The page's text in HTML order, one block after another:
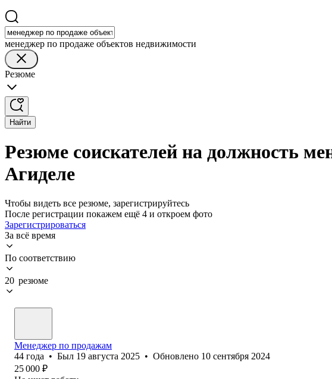
менеджер по продаже объектов недвижимости
Резюме
Найти
Резюме соискателей на должность
Агиделе
Чтобы видеть все резюме, зарегистрируйтесь
После регистрации покажем ещё 4 и откроем фото
Зарегистрироваться
За всё время
По соответствию
20 резюме
Менеджер по продажам
44 года • Был 19 августа 2025 • Обновлено 10 сентября 2024
25 000 ₽